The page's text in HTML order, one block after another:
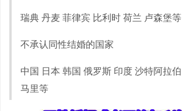
瑞典 丹麦 菲律宾 比利时 荷兰 卢森堡等
不承认同性结婚的国家
中国 日本 韩国 俄罗斯 印度 沙特阿拉
马里等